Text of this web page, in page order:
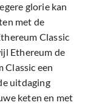
glorie kan
met de
Classic
Ethereum de
Classic een
uitdaging
keten en met